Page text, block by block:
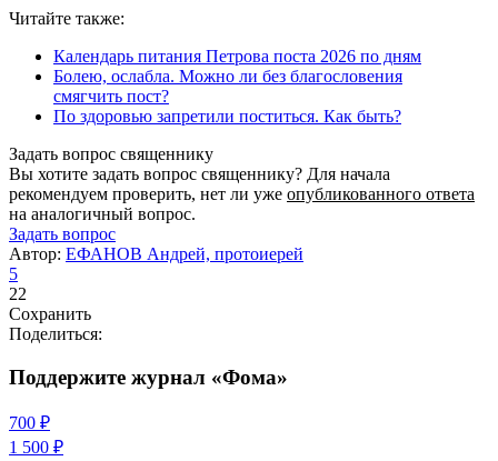
Читайте также:
Календарь питания Петрова поста 2026 по дням
Болею, ослабла. Можно ли без благословения
смягчить пост?
По здоровью запретили поститься. Как быть?
Задать вопрос священнику
Вы хотите задать вопрос священнику? Для начала
рекомендуем проверить, нет ли уже опубликованного ответа
на аналогичный вопрос.
Задать вопрос
Автор: ЕФАНОВ Андрей, протоиерей
5
22
Сохранить
Поделиться:
Поддержите журнал «Фома»
700 ₽
1 500 ₽